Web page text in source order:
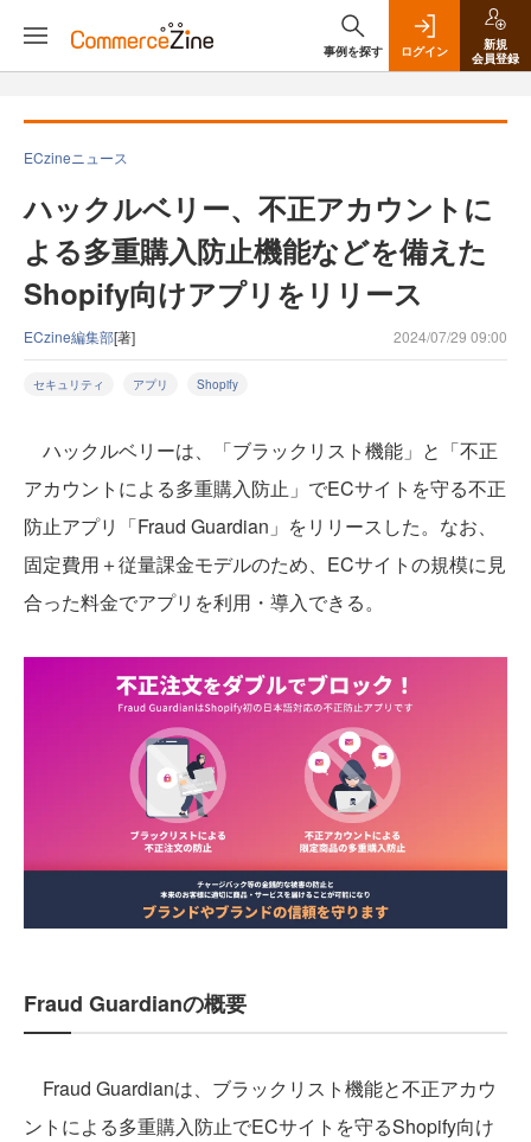
事例を探す ログイン
新規
会員登録
ECzineニュース
ハックルベリー、不正アカウントに
よる多重購入防止機能などを備えた
Shopify向けアプリをリリース
ECzine編集部[著] 2024/07/29 09:00
セキュリティ アプリ Shopify
ハックルベリーは、「ブラックリスト機能」と「不正
アカウントによる多重購入防止」でECサイトを守る不正
防止アプリ「Fraud Guardian」をリリースした。なお、
固定費用＋従量課金モデルのため、ECサイトの規模に見
合った料金でアプリを利用・導入できる。
Fraud Guardianの概要
Fraud Guardianは、ブラックリスト機能と不正アカウ
ントによる多重購入防止でECサイトを守るShopify向け